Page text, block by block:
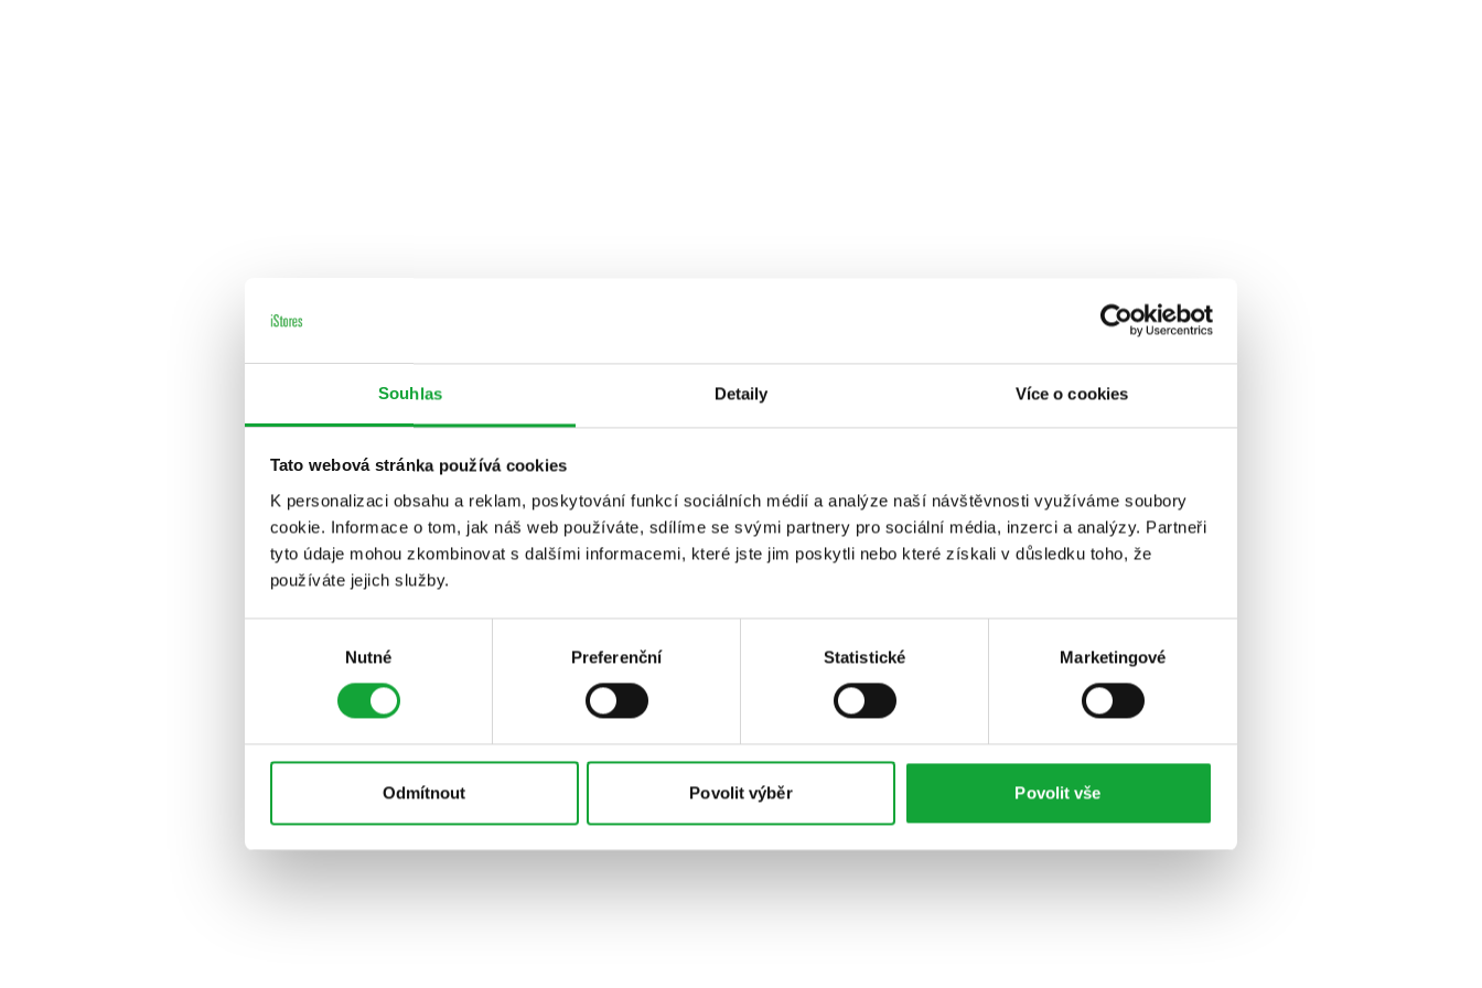
Souhlas Detaily Více o cookies
Tato webová stránka používá cookies
K personalizaci obsahu a reklam, poskytování funkcí sociálních médií a analýze naší návštěvnosti využíváme soubory
cookie. Informace o tom, jak náš web používáte, sdílíme se svými partnery pro sociální média, inzerci a analýzy. Partneři
tyto údaje mohou zkombinovat s dalšími informacemi, které jste jim poskytli nebo které získali v důsledku toho, že
používáte jejich služby.
Nutné Preferenční Statistické Marketingové
Odmítnout Povolit výběr Povolit vše